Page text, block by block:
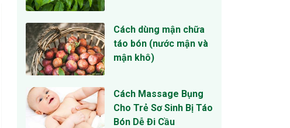
Cách dùng mận chữa
táo bón (nước mận và
mận khô)
Cách Massage Bụng
Cho Trẻ Sơ Sinh Bị Táo
Bón Dễ Đi Cầu